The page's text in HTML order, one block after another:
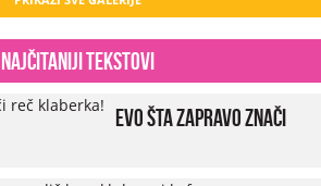
Najčitaniji tekstovi
Evo šta zapravo znači